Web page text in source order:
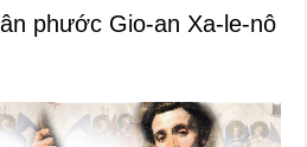
phước Gio-an Xa-le-nô